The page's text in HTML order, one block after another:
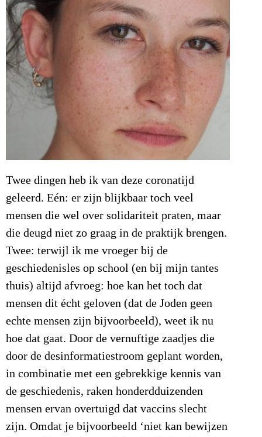
Twee dingen heb ik van deze coronatijd
geleerd. Eén: er zijn blijkbaar toch veel
mensen die wel over solidariteit praten, maar
die deugd niet zo graag in de praktijk brengen.
Twee: terwijl ik me vroeger bij de
geschiedenisles op school (en bij mijn tantes
thuis) altijd afvroeg: hoe kan het toch dat
mensen dit écht geloven (dat de Joden geen
echte mensen zijn bijvoorbeeld), weet ik nu
hoe dat gaat. Door de vernuftige zaadjes die
door de desinformatiestroom geplant worden,
in combinatie met een gebrekkige kennis van
de geschiedenis, raken honderdduizenden
mensen ervan overtuigd dat vaccins slecht
zijn. Omdat je bijvoorbeeld ‘niet kan bewijzen